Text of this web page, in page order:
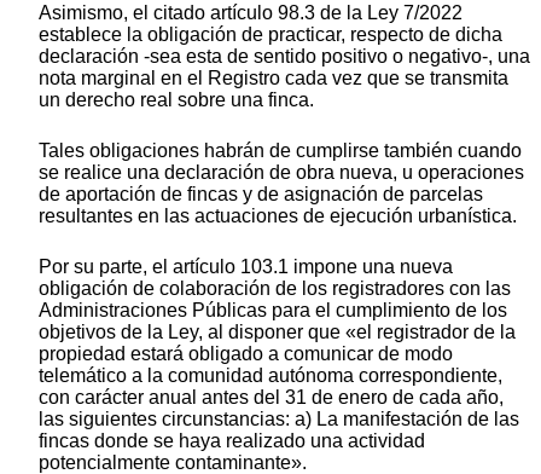
Asimismo, el citado artículo 98.3 de la Ley 7/2022
establece la obligación de practicar, respecto de dicha
declaración -sea esta de sentido positivo o negativo-, una
nota marginal en el Registro cada vez que se transmita
un derecho real sobre una finca.
Tales obligaciones habrán de cumplirse también cuando
se realice una declaración de obra nueva, u operaciones
de aportación de fincas y de asignación de parcelas
resultantes en las actuaciones de ejecución urbanística.
Por su parte, el artículo 103.1 impone una nueva
obligación de colaboración de los registradores con las
Administraciones Públicas para el cumplimiento de los
objetivos de la Ley, al disponer que «el registrador de la
propiedad estará obligado a comunicar de modo
telemático a la comunidad autónoma correspondiente,
con carácter anual antes del 31 de enero de cada año,
las siguientes circunstancias: a) La manifestación de las
fincas donde se haya realizado una actividad
potencialmente contaminante».